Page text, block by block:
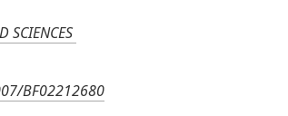
SCIENCES
BF02212680